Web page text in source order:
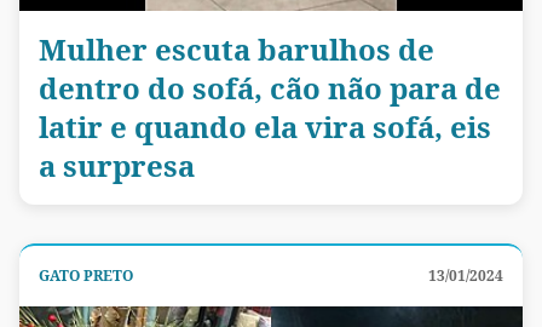
Mulher escuta barulhos de
dentro do sofá, cão não para de
latir e quando ela vira sofá, eis
a surpresa
GATO PRETO 13/01/2024